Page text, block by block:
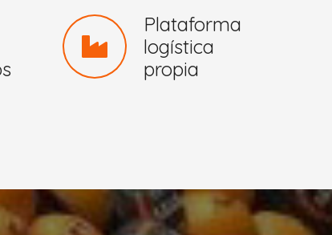
Plataforma
logística
propia